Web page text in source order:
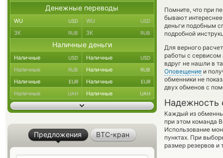
Помните, что при
бывают
деньги подобным
подробной
Для верного
работы с
вдруг не нашли в
Оповещение и
обменники не
двух обменов с
Надежность
Каждый из
при этом команда
Использование
пунктах. При
размер резервов и
Денежные переводы
WU USD WU USD
ЗК RUB ЗК RUB
Наличные деньги
Наличные USD Наличные USD
Наличные RUB Наличные RUB
Наличные EUR Наличные EUR
Наличные UAH Наличные UAH
Предложения BTC-кран